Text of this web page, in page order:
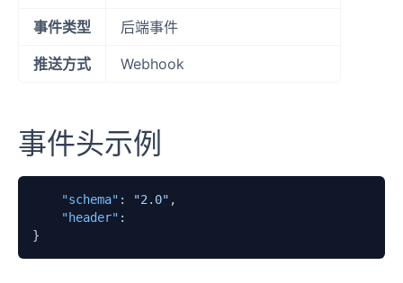
事件类型 后端事件
推送方式 Webhook
事件头示例
"schema" : "2.0" ,
"header" :
}